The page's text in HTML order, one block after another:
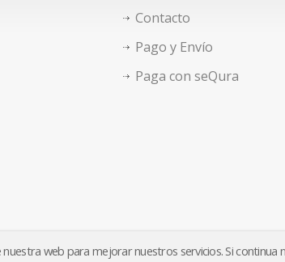
web para mejorar nuestros servicios. Si continua
Contacto
Pago y Envío
Paga con seQura